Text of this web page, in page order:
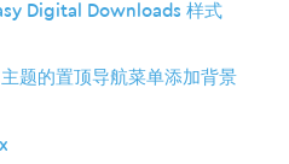
Digital Downloads 样式
题的置顶导航菜单添加背景